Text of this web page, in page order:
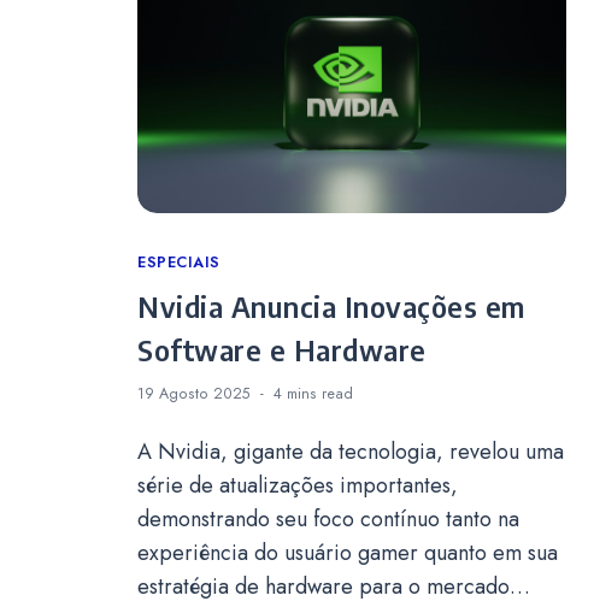
Categories
ESPECIAIS
Nvidia Anuncia Inovações em
Software e Hardware
19 Agosto 2025 4 mins read
A Nvidia, gigante da tecnologia, revelou uma
série de atualizações importantes,
demonstrando seu foco contínuo tanto na
experiência do usuário gamer quanto em sua
estratégia de hardware para o mercado…